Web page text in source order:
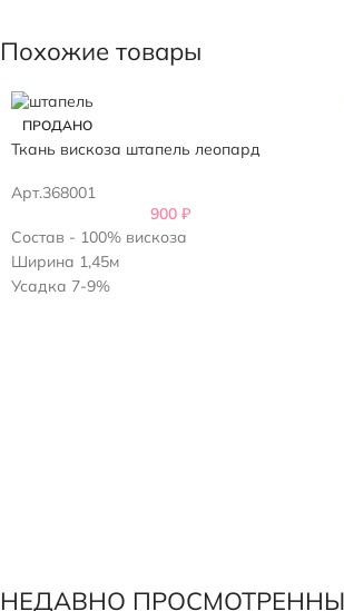
Похожие товары
ПРОДАНО
Ткань вискоза штапель леопард
Арт.368001
900 ₽
Состав - 100% вискоза
Ширина 1,45м
Усадка 7-9%
НЕДАВНО